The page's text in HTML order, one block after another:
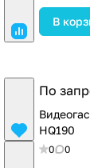
В
По
HQ190
0 0